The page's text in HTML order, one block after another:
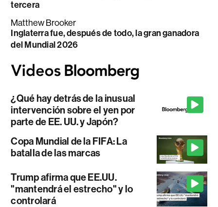
tercera
Matthew Brooker
Inglaterra fue, después de todo, la gran ganadora
del Mundial 2026
¿Qué hay detrás de la inusual
intervención sobre el yen por
parte de EE. UU. y Japón?
Copa Mundial de la FIFA: La
batalla de las marcas
Trump afirma que EE.UU.
"mantendrá el estrecho" y lo
controlará